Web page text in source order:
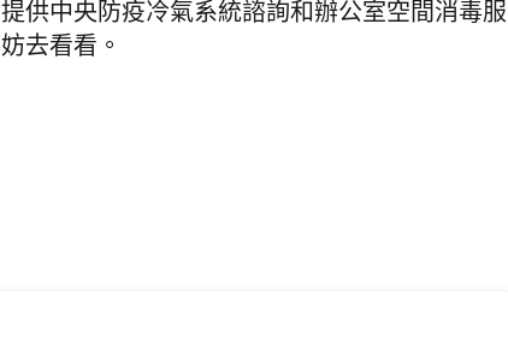
供中央防疫冷氣系統諮詢和辦公室空間消毒服
去看看。